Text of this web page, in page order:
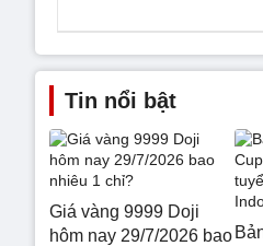
Tin nổi bật
Giá vàng 9999 Doji
hôm nay 29/7/2026 bao